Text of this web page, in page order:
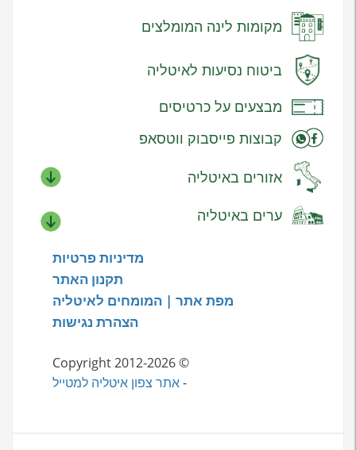
מקומות לינה המומלצים
ביטוח נסיעות לאיטליה
מבצעים על כרטיסים
קבוצות פייסבוק ווטסאפ
אזורים באיטליה
ערים באיטליה
מדיניות פרטיות
תקנון האתר
מפת אתר | המומחים לאיטליה
הצהרת נגישות
© Copyright 2012-2026
-אתר צפון איטליה למטייל